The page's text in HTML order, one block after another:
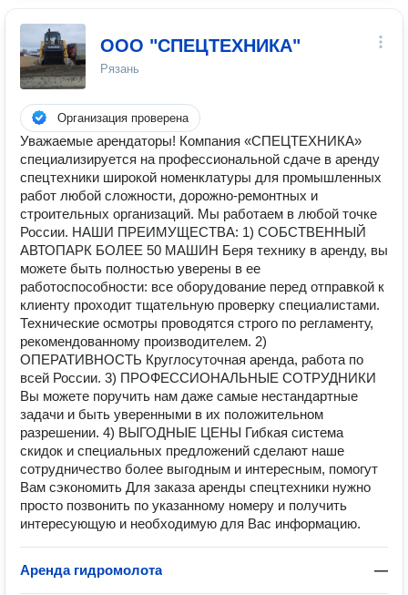
ООО "СПЕЦТЕХНИКА"
Рязань
Организация проверена
Уважаемые арендаторы! Компания «СПЕЦТЕХНИКА»
специализируется на профессиональной сдаче в аренду
спецтехники широкой номенклатуры для промышленных
работ любой сложности, дорожно-ремонтных и
строительных организаций. Мы работаем в любой точке
России. НАШИ ПРЕИМУЩЕСТВА: 1) СОБСТВЕННЫЙ
АВТОПАРК БОЛЕЕ 50 МАШИН Беря технику в аренду, вы
можете быть полностью уверены в ее
работоспособности: все оборудование перед отправкой к
клиенту проходит тщательную проверку специалистами.
Технические осмотры проводятся строго по регламенту,
рекомендованному производителем. 2)
ОПЕРАТИВНОСТЬ Круглосуточная аренда, работа по
всей России. 3) ПРОФЕССИОНАЛЬНЫЕ СОТРУДНИКИ
Вы можете поручить нам даже самые нестандартные
задачи и быть уверенными в их положительном
разрешении. 4) ВЫГОДНЫЕ ЦЕНЫ Гибкая система
скидок и специальных предложений сделают наше
сотрудничество более выгодным и интересным, помогут
Вам сэкономить Для заказа аренды спецтехники нужно
просто позвонить по указанному номеру и получить
интересующую и необходимую для Вас информацию.
Аренда гидромолота —